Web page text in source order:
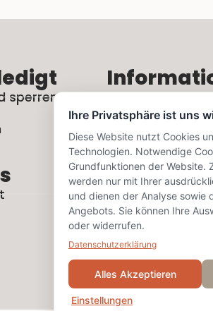
sperren
Rechtliches
Kontaktformular
Social
Ihre Privatsphäre ist uns
Diese Website nutzt Cookies
Technologien. Notwendige
Grundfunktionen der Website.
werden nur mit Ihrer
und dienen der Analyse sowie
Angebots. Sie können Ihre
oder widerrufen.
Datenschutzerklärung
Alles Akzeptieren
Einstellungen